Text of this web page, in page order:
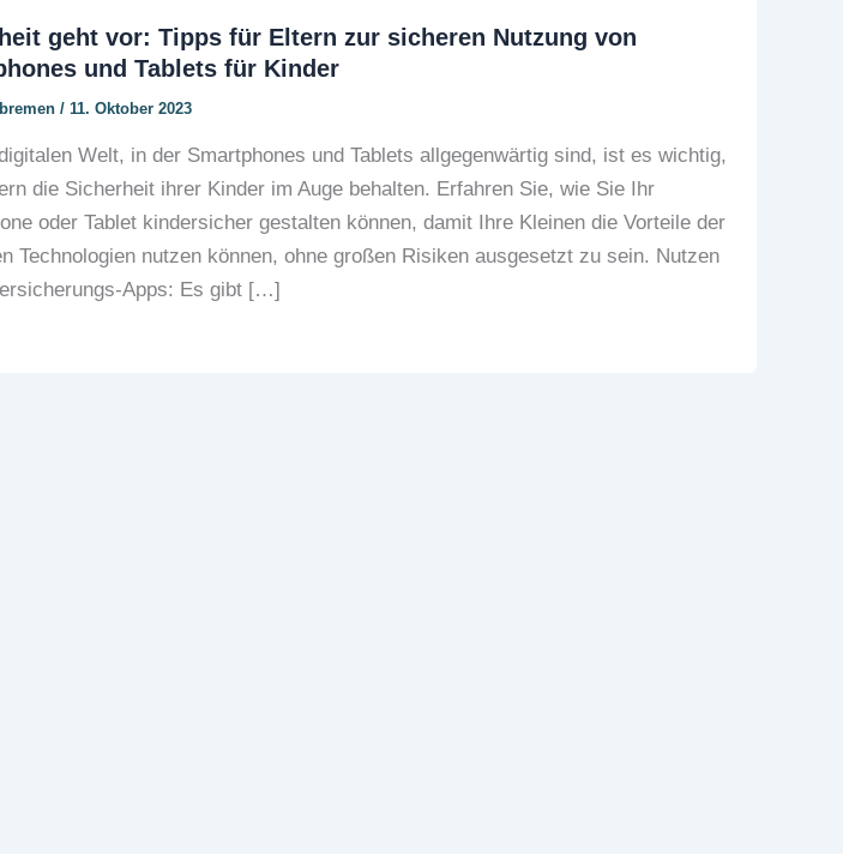
geht vor: Tipps für Eltern zur sicheren Nutzung von
und Tablets für Kinder
/ 11. Oktober 2023
Welt, in der Smartphones und Tablets allgegenwärtig sind, ist es wichtig,
die Sicherheit ihrer Kinder im Auge behalten. Erfahren Sie, wie Sie Ihr
oder Tablet kindersicher gestalten können, damit Ihre Kleinen die Vorteile der
Technologien nutzen können, ohne großen Risiken ausgesetzt zu sein. Nutzen
Apps: Es gibt […]